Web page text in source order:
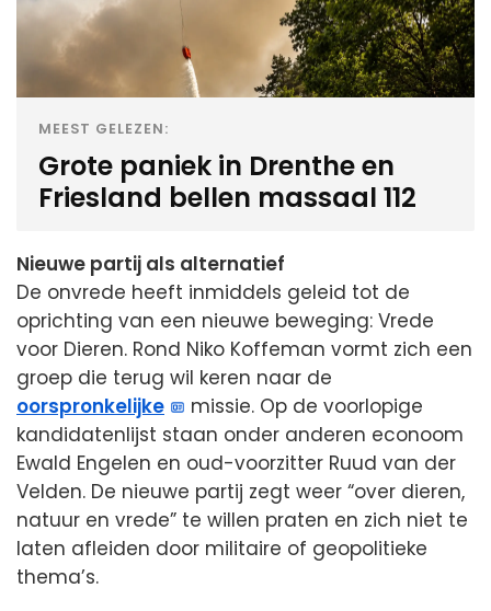
MEEST GELEZEN:
Grote paniek in Drenthe en
Friesland bellen massaal 112
Nieuwe partij als alternatief
De onvrede heeft inmiddels geleid tot de
oprichting van een nieuwe beweging: Vrede
voor Dieren. Rond Niko Koffeman vormt zich een
groep die terug wil keren naar de
oorspronkelijke
missie. Op de voorlopige
kandidatenlijst staan onder anderen econoom
Ewald Engelen en oud-voorzitter Ruud van der
Velden. De nieuwe partij zegt weer “over dieren,
natuur en vrede” te willen praten en zich niet te
laten afleiden door militaire of geopolitieke
thema’s.